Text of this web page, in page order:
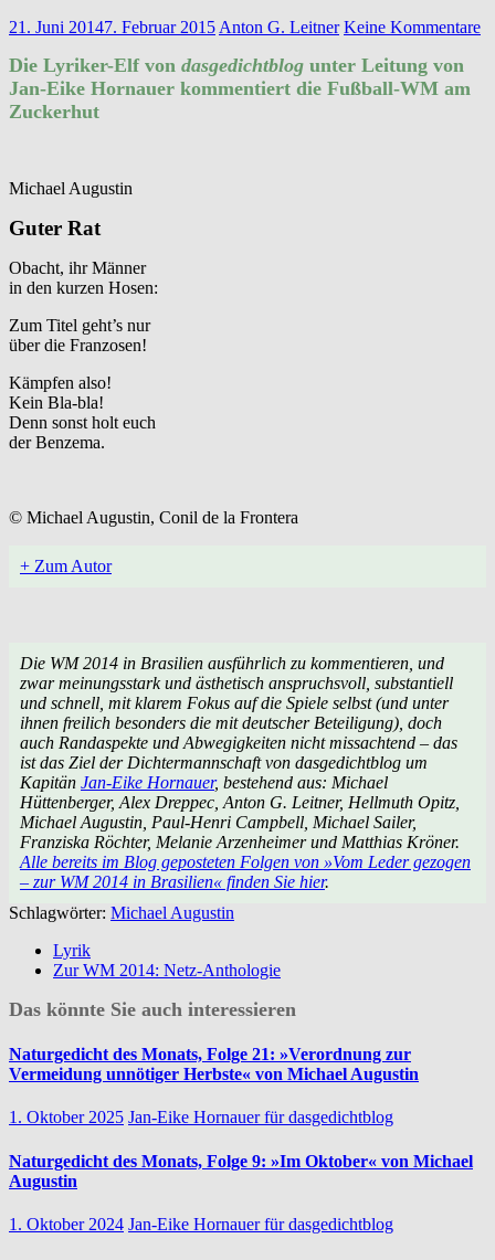
21. Juni 20147. Februar 2015 Anton G. Leitner Keine Kommentare
Die Lyriker-Elf von dasgedichtblog unter Leitung von
Jan-Eike Hornauer kommentiert die Fußball-WM am
Zuckerhut
Michael Augustin
Guter Rat
Obacht, ihr Männer
in den kurzen Hosen:
Zum Titel geht’s nur
über die Franzosen!
Kämpfen also!
Kein Bla-bla!
Denn sonst holt euch
der Benzema.
© Michael Augustin, Conil de la Frontera
+ Zum Autor
Die WM 2014 in Brasilien ausführlich zu kommentieren, und
zwar meinungsstark und ästhetisch anspruchsvoll, substantiell
und schnell, mit klarem Fokus auf die Spiele selbst (und unter
ihnen freilich besonders die mit deutscher Beteiligung), doch
auch Randaspekte und Abwegigkeiten nicht missachtend – das
ist das Ziel der Dichtermannschaft von dasgedichtblog um
Kapitän Jan-Eike Hornauer, bestehend aus: Michael
Hüttenberger, Alex Dreppec, Anton G. Leitner, Hellmuth Opitz,
Michael Augustin, Paul-Henri Campbell, Michael Sailer,
Franziska Röchter, Melanie Arzenheimer und Matthias Kröner.
Alle bereits im Blog geposteten Folgen von »Vom Leder gezogen
– zur WM 2014 in Brasilien« finden Sie hier.
Schlagwörter: Michael Augustin
Lyrik
Zur WM 2014: Netz-Anthologie
Das könnte Sie auch interessieren
Naturgedicht des Monats, Folge 21: »Verordnung zur
Vermeidung unnötiger Herbste« von Michael Augustin
1. Oktober 2025 Jan-Eike Hornauer für dasgedichtblog
Naturgedicht des Monats, Folge 9: »Im Oktober« von Michael
Augustin
1. Oktober 2024 Jan-Eike Hornauer für dasgedichtblog